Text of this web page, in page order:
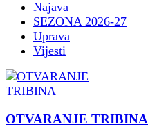
Najava
SEZONA 2026-27
Uprava
Vijesti
OTVARANJE TRIBINA